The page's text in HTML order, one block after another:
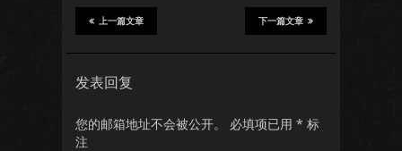
下一篇文章
上一篇文章
发表回复
您的邮箱地址不会被公开。 必填项已用 * 标
注